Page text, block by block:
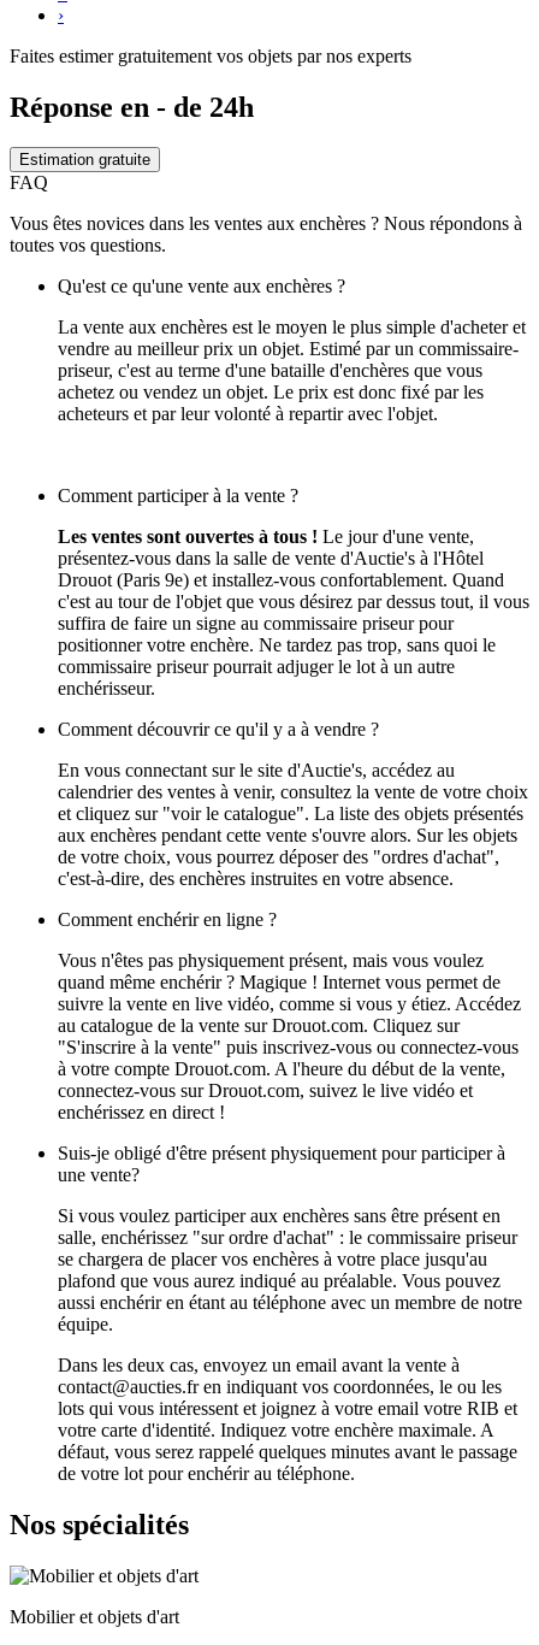
›
Faites estimer gratuitement vos objets par nos experts
Réponse en - de 24h
Estimation gratuite
FAQ
Vous êtes novices dans les ventes aux enchères ? Nous répondons à
toutes vos questions.
Qu'est ce qu'une vente aux enchères ?
La vente aux enchères est le moyen le plus simple d'acheter et
vendre au meilleur prix un objet. Estimé par un commissaire-
priseur, c'est au terme d'une bataille d'enchères que vous
achetez ou vendez un objet. Le prix est donc fixé par les
acheteurs et par leur volonté à repartir avec l'objet.
Comment participer à la vente ?
Les ventes sont ouvertes à tous ! Le jour d'une vente,
présentez-vous dans la salle de vente d'Auctie's à l'Hôtel
Drouot (Paris 9e) et installez-vous confortablement. Quand
c'est au tour de l'objet que vous désirez par dessus tout, il vous
suffira de faire un signe au commissaire priseur pour
positionner votre enchère. Ne tardez pas trop, sans quoi le
commissaire priseur pourrait adjuger le lot à un autre
enchérisseur.
Comment découvrir ce qu'il y a à vendre ?
En vous connectant sur le site d'Auctie's, accédez au
calendrier des ventes à venir, consultez la vente de votre choix
et cliquez sur "voir le catalogue". La liste des objets présentés
aux enchères pendant cette vente s'ouvre alors. Sur les objets
de votre choix, vous pourrez déposer des "ordres d'achat",
c'est-à-dire, des enchères instruites en votre absence.
Comment enchérir en ligne ?
Vous n'êtes pas physiquement présent, mais vous voulez
quand même enchérir ? Magique ! Internet vous permet de
suivre la vente en live vidéo, comme si vous y étiez. Accédez
au catalogue de la vente sur Drouot.com. Cliquez sur
"S'inscrire à la vente" puis inscrivez-vous ou connectez-vous
à votre compte Drouot.com. A l'heure du début de la vente,
connectez-vous sur Drouot.com, suivez le live vidéo et
enchérissez en direct !
Suis-je obligé d'être présent physiquement pour participer à
une vente?
Si vous voulez participer aux enchères sans être présent en
salle, enchérissez "sur ordre d'achat" : le commissaire priseur
se chargera de placer vos enchères à votre place jusqu'au
plafond que vous aurez indiqué au préalable. Vous pouvez
aussi enchérir en étant au téléphone avec un membre de notre
équipe.
Dans les deux cas, envoyez un email avant la vente à
contact@aucties.fr en indiquant vos coordonnées, le ou les
lots qui vous intéressent et joignez à votre email votre RIB et
votre carte d'identité. Indiquez votre enchère maximale. A
défaut, vous serez rappelé quelques minutes avant le passage
de votre lot pour enchérir au téléphone.
Nos spécialités
Mobilier et objets d'art